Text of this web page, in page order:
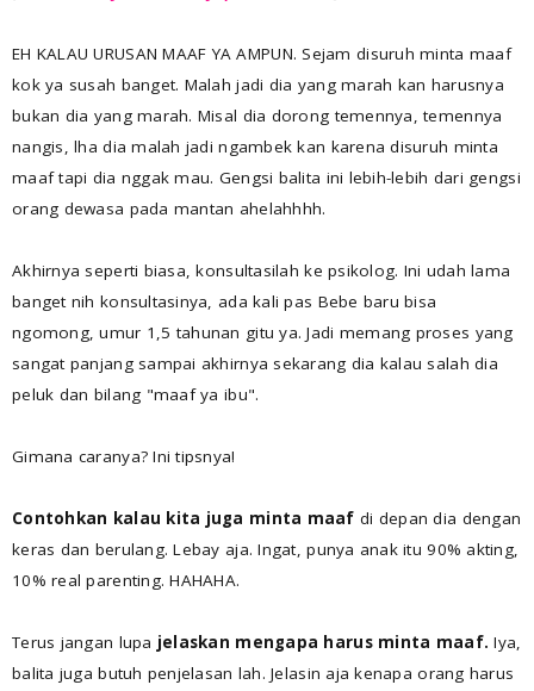
EH KALAU URUSAN MAAF YA AMPUN. Sejam disuruh minta maaf
kok ya susah banget. Malah jadi dia yang marah kan harusnya
bukan dia yang marah. Misal dia dorong temennya, temennya
nangis, lha dia malah jadi ngambek kan karena disuruh minta
maaf tapi dia nggak mau. Gengsi balita ini lebih-lebih dari gengsi
orang dewasa pada mantan ahelahhhh.
Akhirnya seperti biasa, konsultasilah ke psikolog. Ini udah lama
banget nih konsultasinya, ada kali pas Bebe baru bisa
ngomong, umur 1,5 tahunan gitu ya. Jadi memang proses yang
sangat panjang sampai akhirnya sekarang dia kalau salah dia
peluk dan bilang "maaf ya ibu".
Gimana caranya? Ini tipsnya!
Contohkan kalau kita juga minta maaf di depan dia dengan
keras dan berulang. Lebay aja. Ingat, punya anak itu 90% akting,
10% real parenting. HAHAHA.
Terus jangan lupa jelaskan mengapa harus minta maaf.Iya,
balita juga butuh penjelasan lah. Jelasin aja kenapa orang harus